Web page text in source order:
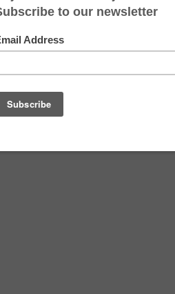
kontinuirani priliv novca, a